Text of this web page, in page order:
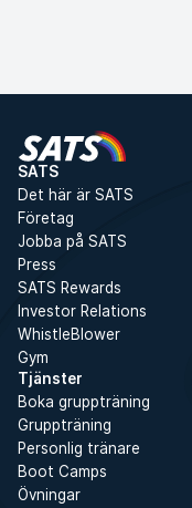
SATS
Det här är SATS
Företag
Jobba på SATS
Press
SATS Rewards
Investor Relations
WhistleBlower
Gym
Tjänster
Boka gruppträning
Gruppträning
Personlig tränare
Boot Camps
Övningar